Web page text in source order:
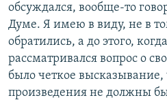
обсуждался, вообще-то
Думе. Я имею в виду, не в
обратились, а до этого,
рассматривался вопрос о
было четкое высказывание,
произведения не должны